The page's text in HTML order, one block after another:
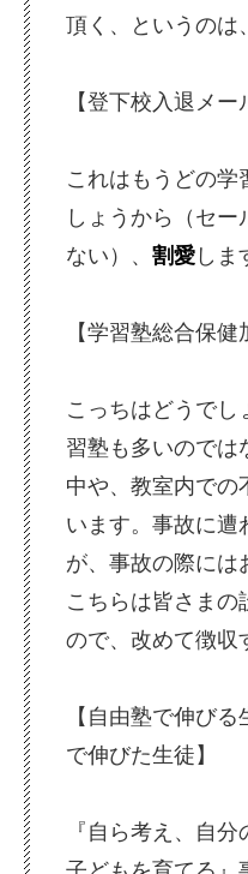
頂く、というのは
【登下校入退メー
これはもうどの学
しょうから（セー
ない）、 割愛 しま
【学習塾総合保健
こっちはどうでし
習塾も多いのでは
中や、教室内での
います。事故に遭
が、事故の際には
こちらは皆さまの
ので、改めて徴収
【自由塾で伸び
で伸びた生徒】
『自ら考え、自